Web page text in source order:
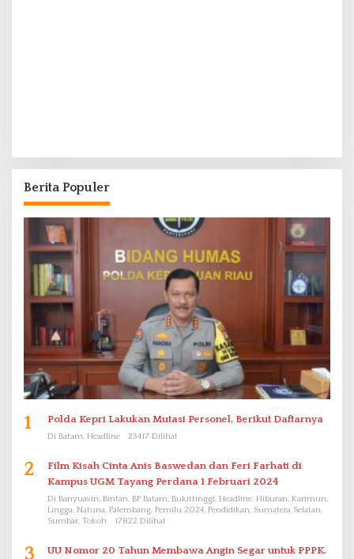
Berita Populer
1 Polda Kepri Lakukan Mutasi Personel, Berikut Daftarnya
Di Batam, Headline 23417 Dilihat
2
Film Kisah Cinta Anis Baswedan dan Feri Farhati di
Kampus UGM Tayang Perdana 1 Februari 2024
Di Banyuasin, Bintan, BP Batam, Bukittinggi, Headline, Hiburan, Karimun,
Lingga, Natuna, Palembang, Pemilu 2024, Pendidikan, Sumatera Selatan,
Sumbar, Tokoh
17822 Dilihat
3
UU Nomor 20 Tahun Membawa Angin Segar untuk PPPK.